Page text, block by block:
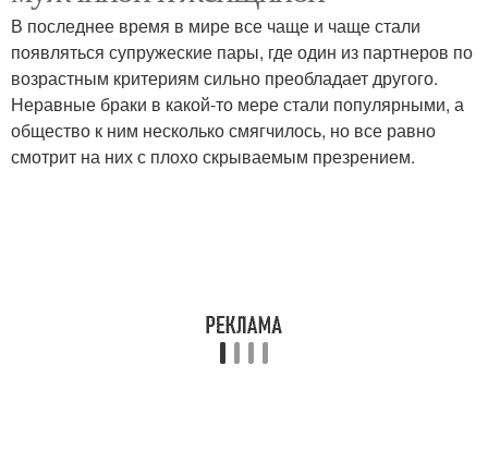
Отношения между
женой
Любовь с разницей
Странные отношения
В последнее время в мире все чаще и чаще стали
появляться супружеские пары, где один из партнеров по
возрастным критериям сильно преобладает другого.
Неравные браки в какой-то мере стали популярными, а
общество к ним несколько смягчилось, но все равно
смотрит на них с плохо скрываемым презрением.